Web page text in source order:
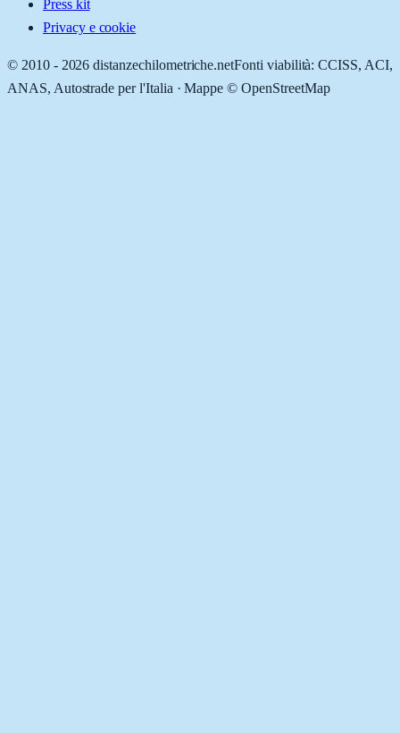
Press kit
Privacy e cookie
© 2010 - 2026 distanzechilometriche.netFonti viabilità: CCISS, ACI,
ANAS, Autostrade per l'Italia · Mappe © OpenStreetMap